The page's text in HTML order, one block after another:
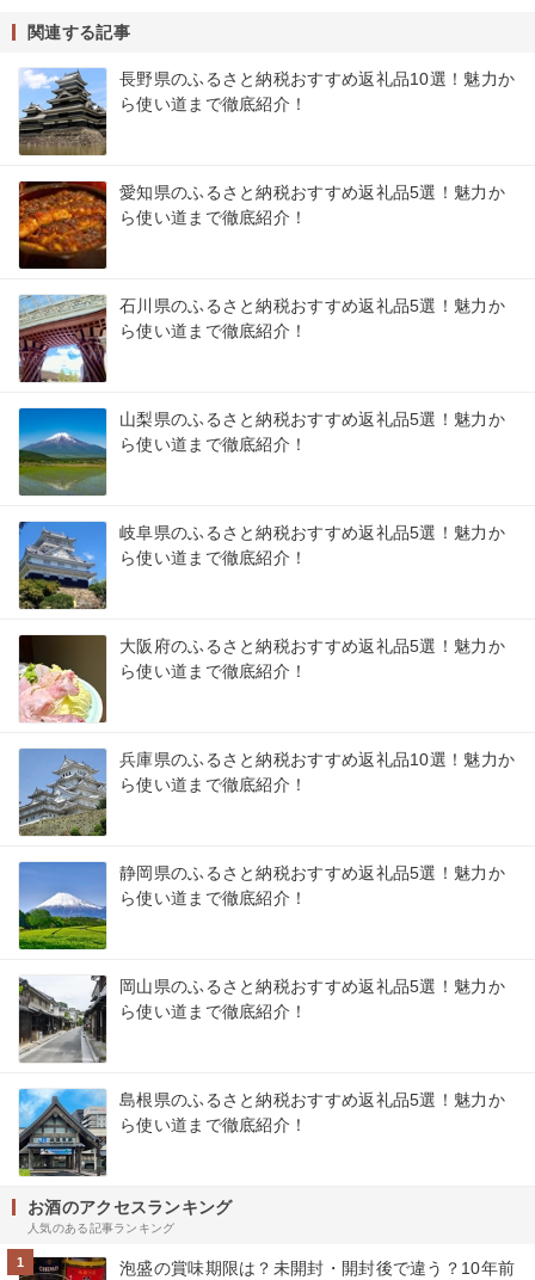
関連する記事
長野県のふるさと納税おすすめ返礼品10選！魅力か
ら使い道まで徹底紹介！
愛知県のふるさと納税おすすめ返礼品5選！魅力か
ら使い道まで徹底紹介！
石川県のふるさと納税おすすめ返礼品5選！魅力か
ら使い道まで徹底紹介！
山梨県のふるさと納税おすすめ返礼品5選！魅力か
ら使い道まで徹底紹介！
岐阜県のふるさと納税おすすめ返礼品5選！魅力か
ら使い道まで徹底紹介！
大阪府のふるさと納税おすすめ返礼品5選！魅力か
ら使い道まで徹底紹介！
兵庫県のふるさと納税おすすめ返礼品10選！魅力か
ら使い道まで徹底紹介！
静岡県のふるさと納税おすすめ返礼品5選！魅力か
ら使い道まで徹底紹介！
岡山県のふるさと納税おすすめ返礼品5選！魅力か
ら使い道まで徹底紹介！
島根県のふるさと納税おすすめ返礼品5選！魅力か
ら使い道まで徹底紹介！
お酒のアクセスランキング
人気のある記事ランキング
1
泡盛の賞味期限は？未開封・開封後で違う？10年前